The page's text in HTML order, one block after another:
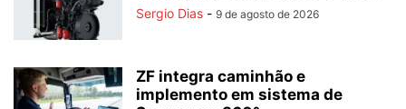
Sergio Dias - 9 de agosto de 2026
ZF integra caminhão e
implemento em sistema de